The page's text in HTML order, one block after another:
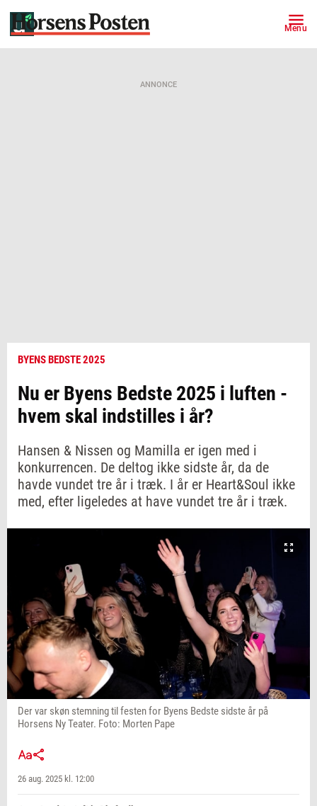
Menu
ANNONCE
BYENS BEDSTE 2025
Nu er Byens Bedste 2025 i luften -
hvem skal indstilles i år?
Hansen & Nissen og Mamilla er igen med i
konkurrencen. De deltog ikke sidste år, da de
havde vundet tre år i træk. I år er Heart&Soul ikke
med, efter ligeledes at have vundet tre år i træk.
Der var skøn stemning til festen for Byens Bedste sidste år på
Horsens Ny Teater. Foto: Morten Pape
26 aug. 2025 kl. 12:00